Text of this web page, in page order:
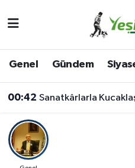
Genel Gündem
00:42 Sanatkârlarla
Iğdır Trafik Yoğunluk
Süper Lig Puan